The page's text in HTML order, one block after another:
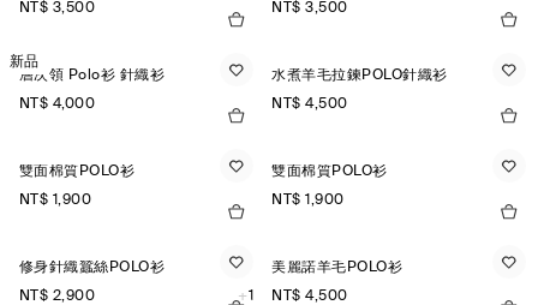
NT$ 3,500
NT$ 3,500
新品
層次領 Polo衫 針織衫
NT$ 4,000
水煮羊毛拉鍊POLO針織衫
NT$ 4,500
雙面棉質POLO衫
NT$ 1,900
雙面棉質POLO衫
NT$ 1,900
修身針織蠶絲POLO衫
NT$ 2,900
+1
美麗諾羊毛POLO衫
NT$ 4,500